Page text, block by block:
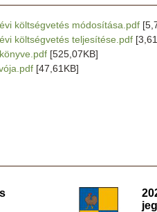
költségvetés módosítása.pdf
költségvetés teljesítése.pdf
[525,07KB]
[47,61KB]